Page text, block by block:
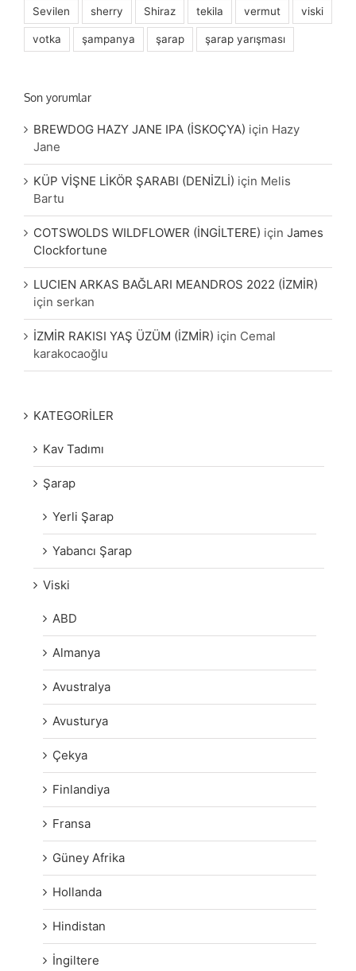
Sevilen sherry Shiraz tekila vermut viski
votka şampanya şarap şarap yarışması
Son yorumlar
BREWDOG HAZY JANE IPA (İSKOÇYA) için Hazy
Jane
KÜP VİŞNE LİKÖR ŞARABI (DENİZLİ) için Melis
Bartu
COTSWOLDS WILDFLOWER (İNGİLTERE) için James
Clockfortune
LUCIEN ARKAS BAĞLARI MEANDROS 2022 (İZMİR)
için serkan
İZMİR RAKISI YAŞ ÜZÜM (İZMİR) için Cemal
karakocaoğlu
KATEGORİLER
Kav Tadımı
Şarap
Yerli Şarap
Yabancı Şarap
Viski
ABD
Almanya
Avustralya
Avusturya
Çekya
Finlandiya
Fransa
Güney Afrika
Hollanda
Hindistan
İngiltere